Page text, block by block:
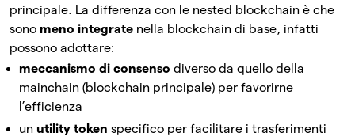
principale. La differenza con le nested blockchain è che
sono meno integrate nella blockchain di base, infatti
possono adottare:
meccanismo di consenso diverso da quello della
mainchain (blockchain principale) per favorirne
l’efficienza
un utility token specifico per facilitare i trasferimenti